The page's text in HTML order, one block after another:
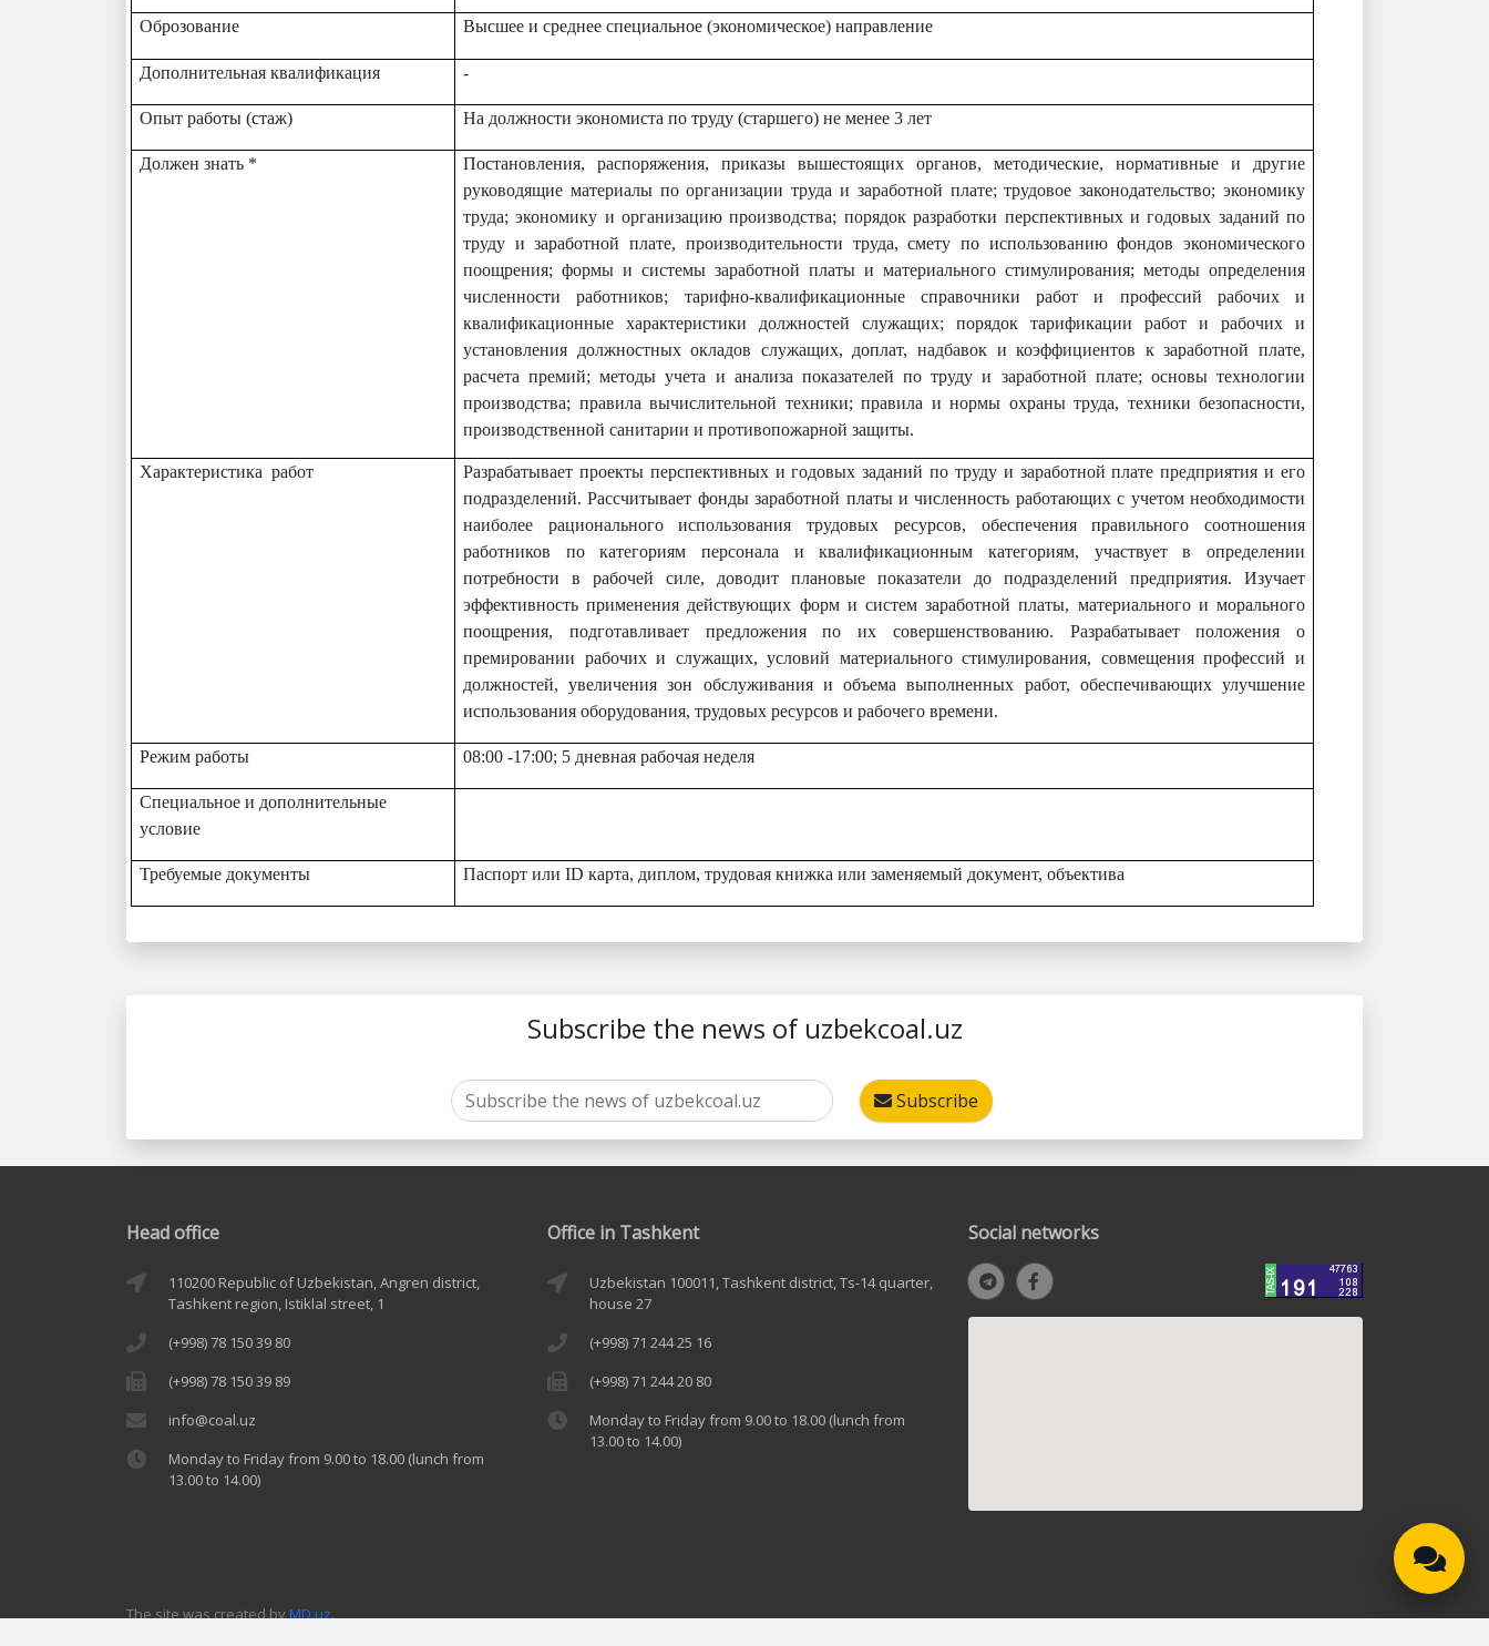
Оброзование Высшее и среднее специальное (экономическое) направление
Дополнительная квалификация -
Опыт работы (стаж) На должности экономиста по труду (старшего) не менее 3 лет
Должен знать *
Постановления, распоряжения, приказы вышестоящих органов, методические, нормативные и другие
руководящие материалы по организации труда и заработной плате; трудовое законодательство; экономику
труда; экономику и организацию производства; порядок разработки перспективных и годовых заданий по
труду и заработной плате, производительности труда, смету по использованию фондов экономического
поощрения; формы и системы заработной платы и материального стимулирования; методы определения
численности работников; тарифно-квалификационные справочники работ и профессий рабочих и
квалификационные характеристики должностей служащих; порядок тарификации работ и рабочих и
установления должностных окладов служащих, доплат, надбавок и коэффициентов к заработной плате,
расчета премий; методы учета и анализа показателей по труду и заработной плате; основы технологии
производства; правила вычислительной техники; правила и нормы охраны труда, техники безопасности,
производственной санитарии и противопожарной защиты.
Характеристика работ
Разрабатывает проекты перспективных и годовых заданий по труду и заработной плате предприятия и его
подразделений. Рассчитывает фонды заработной платы и численность работающих с учетом необходимости
наиболее рационального использования трудовых ресурсов, обеспечения правильного соотношения
работников по категориям персонала и квалификационным категориям, участвует в определении
потребности в рабочей силе, доводит плановые показатели до подразделений предприятия. Изучает
эффективность применения действующих форм и систем заработной платы, материального и морального
поощрения, подготавливает предложения по их совершенствованию. Разрабатывает положения о
премировании рабочих и служащих, условий материального стимулирования, совмещения профессий и
должностей, увеличения зон обслуживания и объема выполненных работ, обеспечивающих улучшение
использования оборудования, трудовых ресурсов и рабочего времени.
Режим работы 08:00 -17:00; 5 дневная рабочая неделя
Специальное и дополнительные
условие
Требуемые документы Паспорт или ID карта, диплом, трудовая книжка или заменяемый документ, объектива
Subscribe the news of uzbekcoal.uz
Subscribe
Head office
110200 Republic of Uzbekistan, Angren district,
Tashkent region, Istiklal street, 1
(+998) 78 150 39 80
(+998) 78 150 39 89
info@coal.uz
Monday to Friday from 9.00 to 18.00 (lunch from
13.00 to 14.00)
Office in Tashkent
Uzbekistan 100011, Tashkent district, Ts-14 quarter,
house 27
(+998) 71 244 25 16
(+998) 71 244 20 80
Monday to Friday from 9.00 to 18.00 (lunch from
13.00 to 14.00)
Social networks
The site was created byMD.uz.